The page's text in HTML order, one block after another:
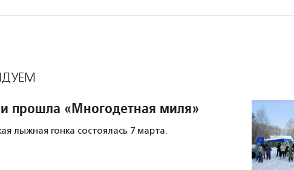
прошла «Многодетная миля»
лыжная гонка состоялась 7 марта.